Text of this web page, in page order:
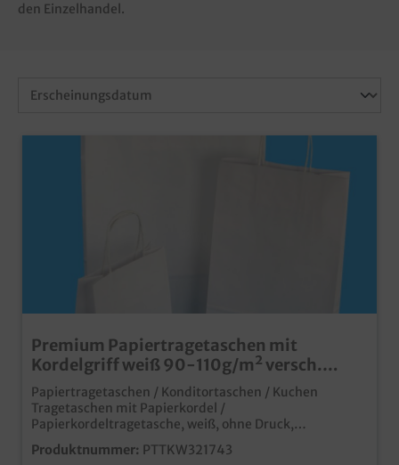
den Einzelhandel.
Premium Papiertragetaschen mit
Kordelgriff weiß 90-110g/m² versch.
Größen
Papiertragetaschen / Konditortaschen / Kuchen
Tragetaschen mit Papierkordel /
Papierkordeltragetasche, weiß, ohne Druck,
verschiedene Größen gemäß Auswahl, 90g-110g/m² je
nach Größe moderne und edle Tragetaschen aus
Produktnummer: PTTKW321743